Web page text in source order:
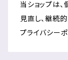
当ショップは
見直し、継続
プライバシー